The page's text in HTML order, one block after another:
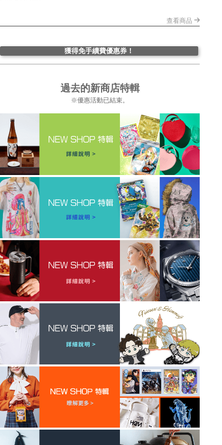
查看商品
獲得免手續費優惠券！
過去的新商店特輯
※優惠活動已結束。